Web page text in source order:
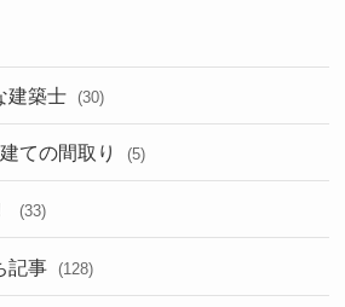
建築士 (30)
ての間取り (5)
(33)
記事 (128)